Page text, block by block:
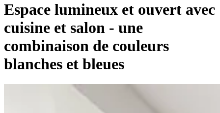
Espace lumineux et ouvert avec
cuisine et salon - une
combinaison de couleurs
blanches et bleues